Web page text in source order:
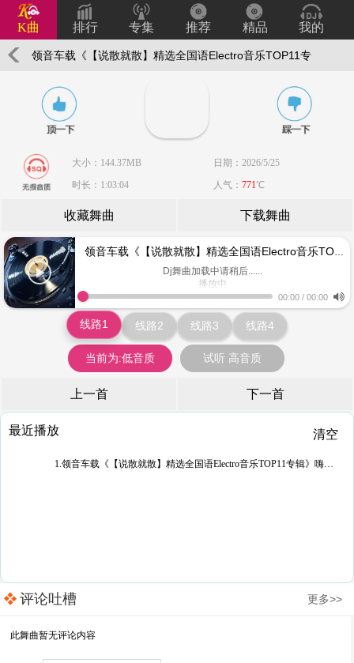
K曲 排行 专集 推荐 精品 我的
领音车载《【说散就散】精选全国语Electro音乐TOP11专
辑》嗨音社皇家DJ志權
大小：144.37MB
日期：2026/5/25
时长：1:03:04
人气： 771℃
收藏舞曲 下载舞曲
领音车载《【说散就散】精选全国语Electro音乐TOP11专辑》嗨音社皇家DJ志權
Dj舞曲加载中请稍后......
播放中
www.keiqu.com
00:00 / 00:00
线路1 线路2 线路3 线路4
当前为:低音质 试听 高音质
上一首 下一首
最近播放 清空
1.领音车载《【说散就散】精选全国语Electro音乐TOP11专辑》嗨音社皇家DJ志權
评论吐槽 更多>>